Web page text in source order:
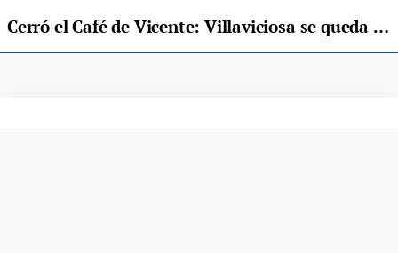
Cerró el Café de Vicente: Villaviciosa se queda sin un lugar de encuentro y rincón cultural